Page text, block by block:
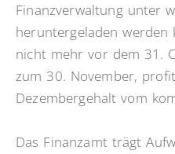
Finanzverwaltung unter
heruntergeladen
nicht mehr vor dem 31.
zum 30. November,
Dezembergehalt vom
Das Finanzamt trägt